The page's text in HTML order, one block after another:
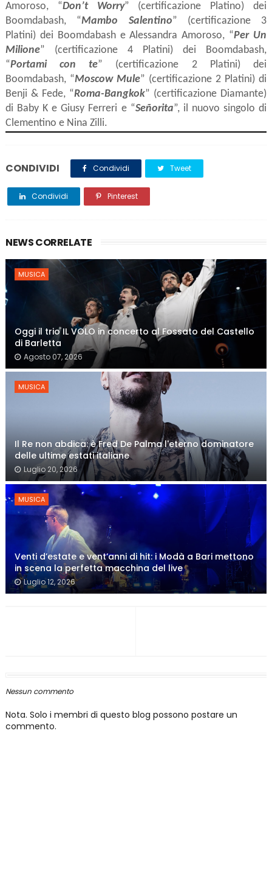
Amoroso, “Don’t Worry” (certificazione Platino) dei
Boomdabash, “Mambo Salentino” (certificazione 3
Platini) dei Boomdabash e Alessandra Amoroso, “Per Un
Milione” (certificazione 4 Platini) dei Boomdabash,
“Portami con te” (certificazione 2 Platini) dei
Boomdabash, “Moscow Mule” (certificazione 2 Platini) di
Benji & Fede, “Roma-Bangkok” (certificazione Diamante)
di Baby K e Giusy Ferreri e “Señorita”, il nuovo singolo di
Clementino e Nina Zilli.
CONDIVIDI Condividi Tweet
Condividi Pinterest
NEWS CORRELATE
MUSICA
Oggi il trio IL VOLO in concerto al Fossato del Castello
di Barletta
Agosto 07, 2026
MUSICA
Il Re non abdica: è Fred De Palma l'eterno dominatore
delle ultime estati italiane
Luglio 20, 2026
MUSICA
Venti d’estate e vent’anni di hit: i Modà a Bari mettono
in scena la perfetta macchina del live
Luglio 12, 2026
Nessun commento
Nota. Solo i membri di questo blog possono postare un
commento.